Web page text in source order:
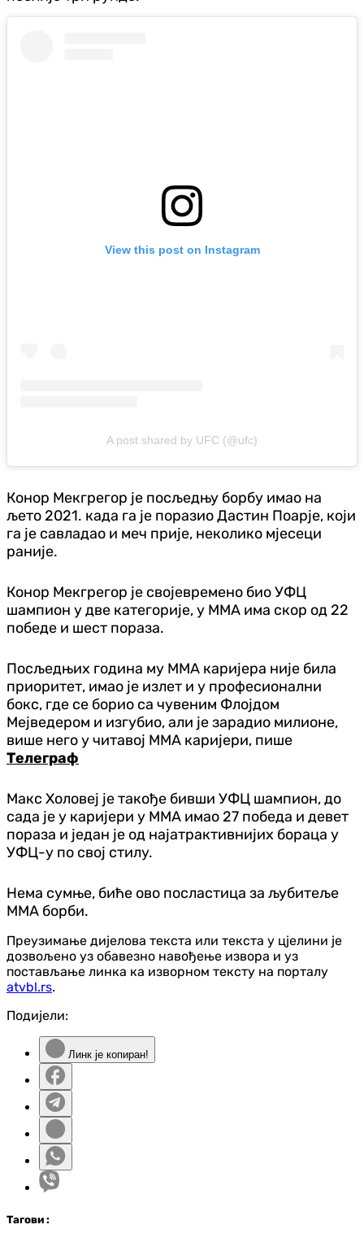
View this post on Instagram
A post shared by UFC (@ufc)
Конор Мекгрегор је посљедњу борбу имао на
љето 2021. када га је поразио Дастин Поарје, који
га је савладао и меч прије, неколико мјесеци
раније.
Конор Мекгрегор је својевремено био УФЦ
шампион у две категорије, у ММА има скор од 22
победе и шест пораза.
Посљедњих година му ММА каријера није била
приоритет, имао је излет и у професионални
бокс, где се борио са чувеним Флојдом
Мејведером и изгубио, али је зарадио милионе,
више него у читавој ММА каријери, пише
Телеграф
Макс Холовеј је такође бивши УФЦ шампион, до
сада је у каријери у ММА имао 27 победа и девет
пораза и један је од најатрактивнијих бораца у
УФЦ-у по свој стилу.
Нема сумње, биће ово посластица за љубитеље
ММА борби.
Преузимање дијелова текста или текста у цјелини је
дозвољено уз обавезно навођење извора и уз
постављање линка ка изворном тексту на порталу
atvbl.rs.
Подијели:
Линк је копиран!
Тагови :